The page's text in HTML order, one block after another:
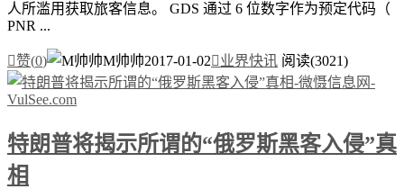
人所滥用获取旅客信息。 GDS 通过 6 位数字作为预定代码（
PNR ...
赞(0) M帅帅2017-01-02业界快讯 阅读(3021)
特朗普将揭示所谓的“俄罗斯黑客入侵”真
相